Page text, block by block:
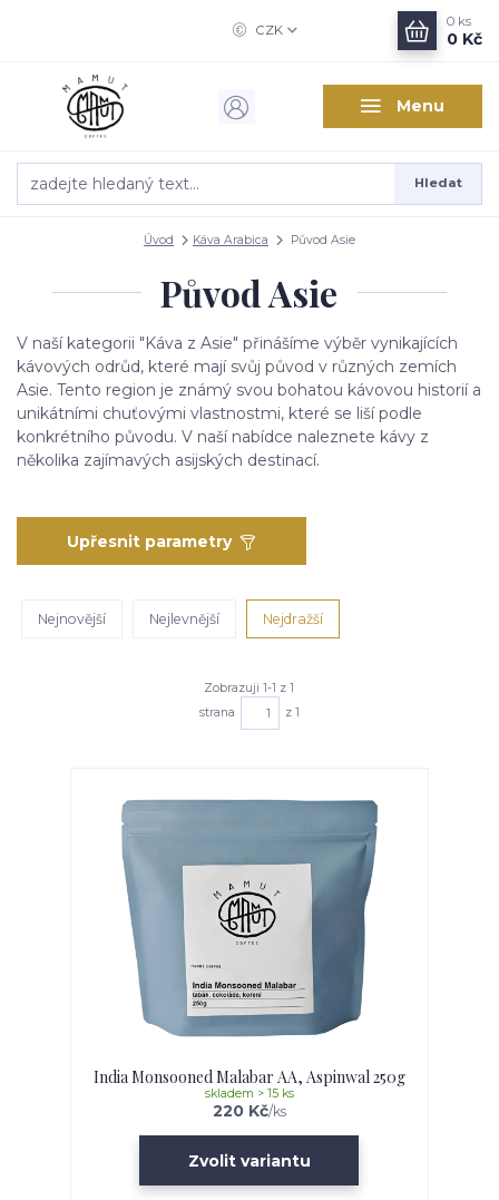
Menu
CZK
Hledat
0 ks
0 Kč
Úvod Káva Arabica Původ Asie
Původ Asie
V naší kategorii "Káva z Asie" přinášíme výběr vynikajících
kávových odrůd, které mají svůj původ v různých zemích
Asie. Tento region je známý svou bohatou kávovou historií a
unikátními chuťovými vlastnostmi, které se liší podle
konkrétního původu. V naší nabídce naleznete kávy z
několika zajímavých asijských destinací.
Upřesnit parametry
Nejnovější Nejlevnější Nejdražší
Zobrazuji 1-1 z 1
strana
z 1
India Monsooned Malabar AA, Aspinwal 250g
220 Kč/ks
skladem > 15 ks
Zvolit variantu